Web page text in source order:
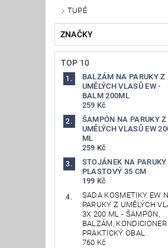
TUPÉ
ZNAČKY
TOP 10
BALZÁM NA PARUKY Z
UMĚLÝCH VLASŮ EW -
BALM 200ML
259 Kč
ŠAMPÓN NA PARUKY Z
UMĚLÝCH VLASŮ EW
ML
259 Kč
STOJÁNEK NA
PLASTOVÝ 35 CM
199 Kč
SADA KOSMETIKY EW
PARUKY Z UMĚLÝCH
3X 200 ML - ŠAMPÓN,
BALZÁM, KONDICIONER
PRAKTICKÝ OBAL
760 Kč